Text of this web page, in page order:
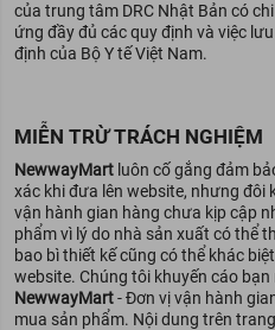
của trung tâm DRC Nhật Bản có
ứng đầy đủ các quy định và việc
định của Bộ Y tế Việt Nam.
MIỄN TRỪ TRÁCH NGHIỆM
NewwayMart luôn cố gắng đảm
xác khi đưa lên website, nhưng đôi
vận hành gian hàng chưa kịp cập
phẩm vì lý do nhà sản xuất có thể
bao bì thiết kế cũng có thể khác
website. Chúng tôi khuyến cáo bạn
NewwayMart- Đơn vị vận hành
mua sản phẩm. Nội dung trên